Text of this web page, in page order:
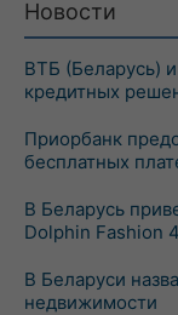
Новости
ВТБ (Беларусь)
кредитных
Приорбанк
бесплатных
В Беларусь
Dolphin Fashion
В Беларуси
недвижимости